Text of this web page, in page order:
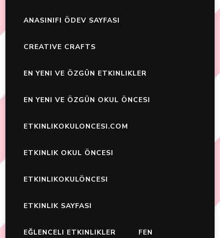
ANASINIFI ÖDEV SAYFASI
CREATIVE CRAFTS
EN YENI VE ÖZGÜN ETKINLIKLER
EN YENI VE ÖZGÜN OKUL ÖNCESI
ETKINLIKOKULONCESI.COM
ETKINLIK OKUL ÖNCESI
ETKINLIKOKULÖNCESI
ETKINLIK SAYFASI
EĞLENCELI ETKINLIKLER FEN